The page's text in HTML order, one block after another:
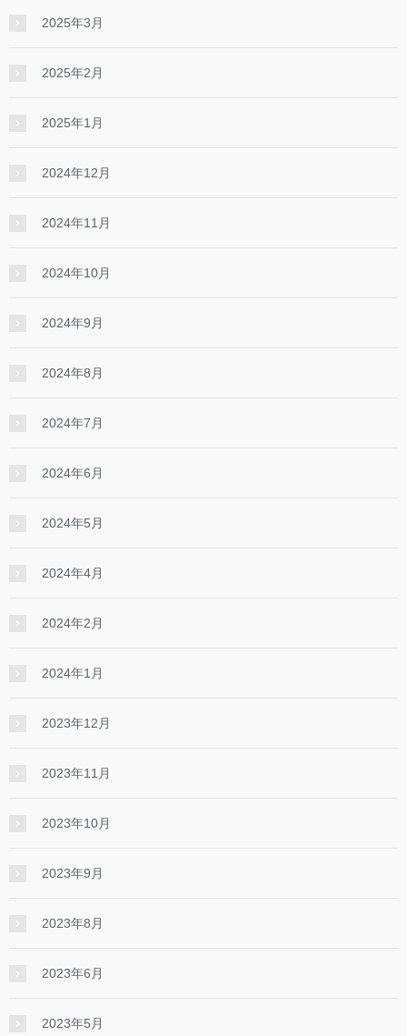
2025年3月
2025年2月
2025年1月
2024年12月
2024年11月
2024年10月
2024年9月
2024年8月
2024年7月
2024年6月
2024年5月
2024年4月
2024年2月
2024年1月
2023年12月
2023年11月
2023年10月
2023年9月
2023年8月
2023年6月
2023年5月